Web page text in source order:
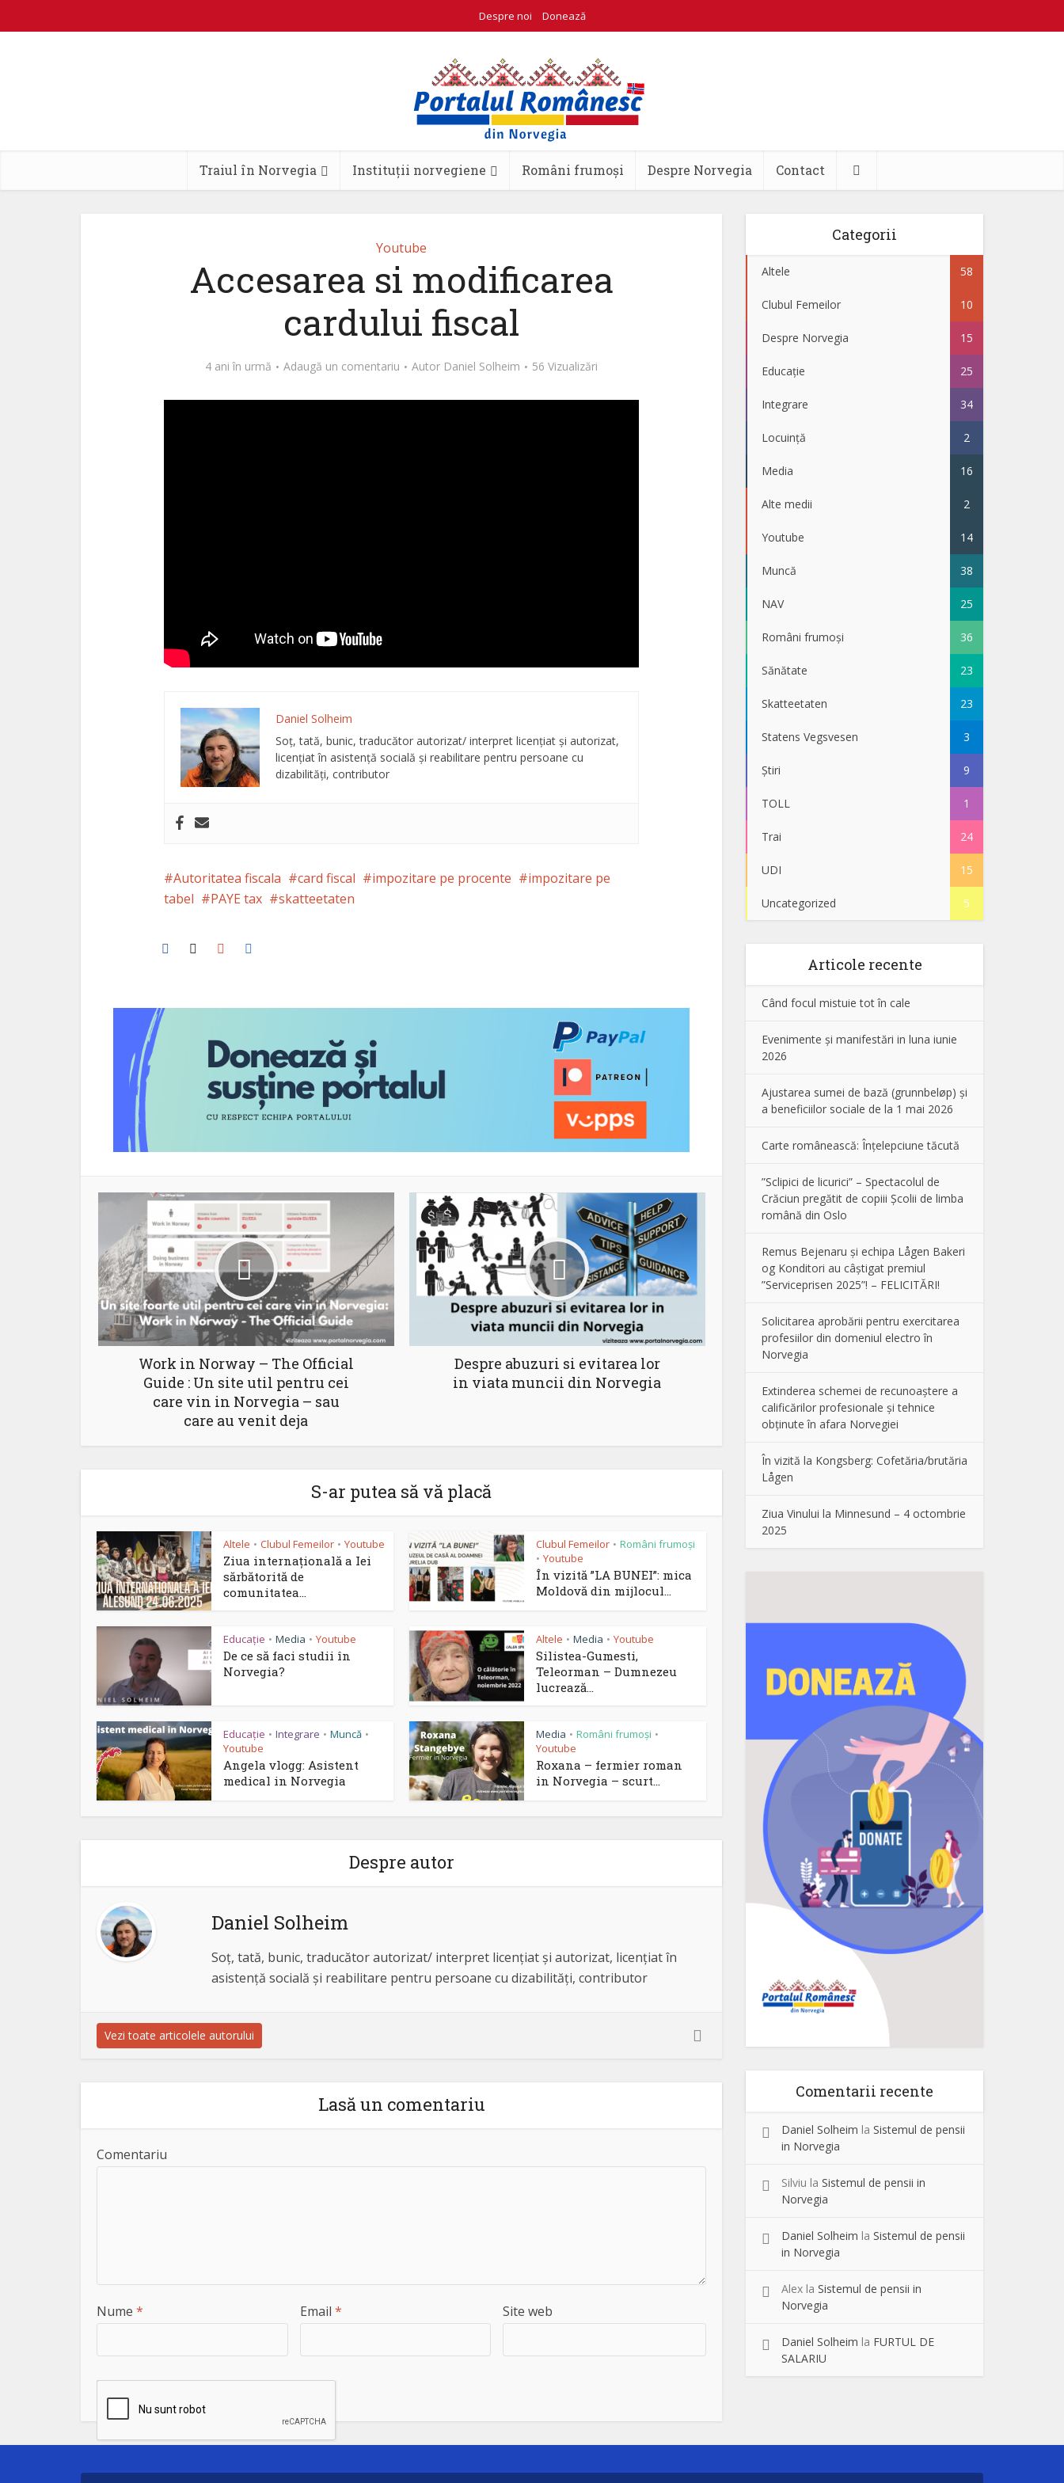
Despre noi Donează
Traiul în Norvegia Instituții norvegiene Români frumoși Despre Norvegia Contact
Youtube
Accesarea si modificarea
cardului fiscal
4 ani în urmă Adaugă un comentariu Autor Daniel Solheim 56 Vizualizări
Daniel Solheim
Soț, tată, bunic, traducător autorizat/ interpret licențiat și autorizat,
licențiat în asistență socială și reabilitare pentru persoane cu
dizabilități, contributor
Autoritatea fiscala card fiscal impozitare pe procente
impozitare pe
tabel
PAYE tax skatteetaten
Work in Norway – The Official
Guide : Un site util pentru cei
care vin in Norvegia – sau
care au venit deja
Despre abuzuri si evitarea lor
in viata muncii din Norvegia
S-ar putea să vă placă
Altele • Clubul Femeilor • Youtube
Ziua internațională a Iei
sărbătorită de
comunitatea...
Clubul Femeilor • Români frumoși
• Youtube
În vizită ”LA BUNEI”: mica
Moldovă din mijlocul...
Educație • Media • Youtube
De ce să faci studii în
Norvegia?
Altele • Media • Youtube
Silistea-Gumesti,
Teleorman – Dumnezeu
lucrează...
Educație • Integrare • Muncă •
Youtube
Angela vlogg: Asistent
medical in Norvegia
Media • Români frumoși •
Youtube
Roxana – fermier roman
in Norvegia – scurt...
Despre autor
Daniel Solheim
Soț, tată, bunic, traducător autorizat/ interpret licențiat și autorizat, licențiat în
asistență socială și reabilitare pentru persoane cu dizabilități, contributor
Vezi toate articolele autorului
Lasă un comentariu
Comentariu
Nume * Email * Site web
Categorii
Altele 58
Clubul Femeilor 10
Despre Norvegia 15
Educație 25
Integrare 34
Locuință 2
Media 16
Alte medii 2
Youtube 14
Muncă 38
NAV 25
Români frumoși 36
Sănătate 23
Skatteetaten 23
Statens Vegsvesen 3
Știri 9
TOLL 1
Trai 24
UDI 15
Uncategorized 5
Articole recente
Când focul mistuie tot în cale
Evenimente și manifestări in luna iunie
2026
Ajustarea sumei de bază (grunnbeløp) și
a beneficiilor sociale de la 1 mai 2026
Carte românească: Înțelepciune tăcută
”Sclipici de licurici” – Spectacolul de
Crăciun pregătit de copiii Școlii de limba
română din Oslo
Remus Bejenaru și echipa Lågen Bakeri
og Konditori au câștigat premiul
”Serviceprisen 2025”! – FELICITĂRI!
Solicitarea aprobării pentru exercitarea
profesiilor din domeniul electro în
Norvegia
Extinderea schemei de recunoaștere a
calificărilor profesionale și tehnice
obținute în afara Norvegiei
În vizită la Kongsberg: Cofetăria/brutăria
Lågen
Ziua Vinului la Minnesund – 4 octombrie
2025
Comentarii recente
Daniel Solheim la Sistemul de pensii
in Norvegia
Silviu la Sistemul de pensii in
Norvegia
Daniel Solheim la Sistemul de pensii
in Norvegia
Alex la Sistemul de pensii in
Norvegia
Daniel Solheim la FURTUL DE
SALARIU